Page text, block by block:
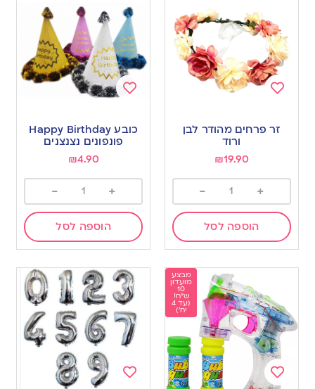
זר פרחים מהודר לבן
ורוד
₪19.90
+
-
הוספה לסל
to
wishlist
כובע Happy Birthday
פונפונים נצנצנים
₪4.90
+
-
הוספה לסל
מבצע
מועדון
10
ש"ח!
(עד 4
יח')